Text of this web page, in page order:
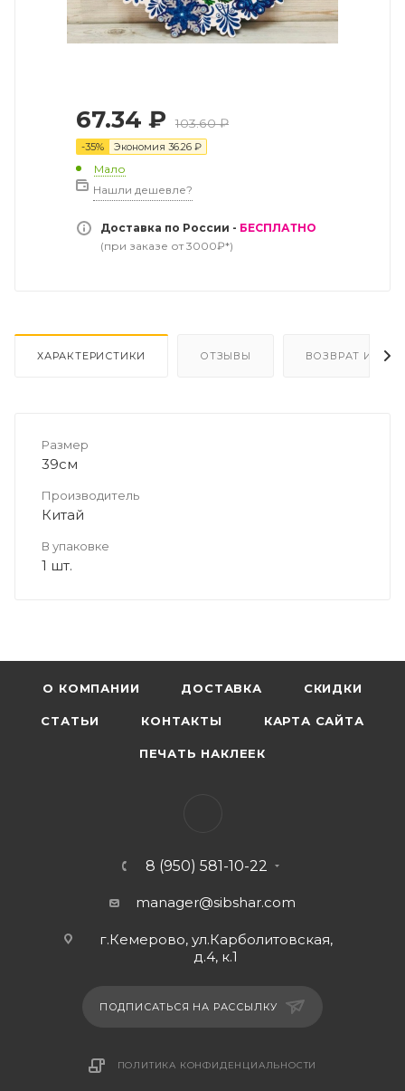
67.34 ₽ 103.60₽
-35% Экономия 36.26 ₽
Мало
Нашли дешевле?
Доставка по России - БЕСПЛАТНО
(при заказе от 3000₽*)
ХАРАКТЕРИСТИКИ ОТЗЫВЫ ВОЗВРАТ И
Размер
39см
Производитель
Китай
В упаковке
1 шт.
О КОМПАНИИ ДОСТАВКА СКИДКИ
СТАТЬИ КОНТАКТЫ КАРТА САЙТА
ПЕЧАТЬ НАКЛЕЕК
8 (950) 581-10-22
manager@sibshar.com
г.Кемерово, ул.Карболитовская,
д.4, к.1
ПОДПИСАТЬСЯ НА РАССЫЛКУ
ПОЛИТИКА КОНФИДЕНЦИАЛЬНОСТИ